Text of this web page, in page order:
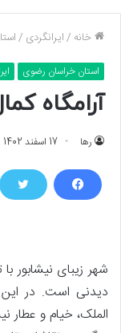
خانه /ایرانگردی /
استان خراسان رضوی
آرامگاه
رها 17 اسفند 1402
شهر زیبای نیشابور
دیدنی است. در این
الملک، خیام و عطار